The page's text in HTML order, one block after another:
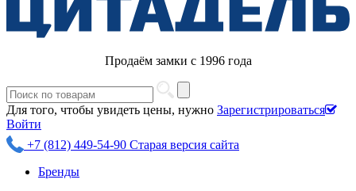
Продаём замки с 1996 года
Для того, чтобы увидеть цены, нужно Зарегистрироваться
Войти
+7 (812) 449-54-90 Старая версия сайта
Бренды